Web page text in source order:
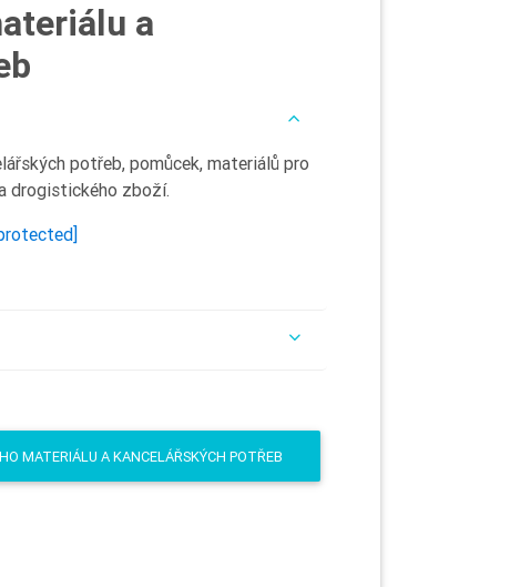
a
potřeb, pomůcek, materiálů pro
drogistického zboží.
MATERIÁLU A KANCELÁŘSKÝCH POTŘEB